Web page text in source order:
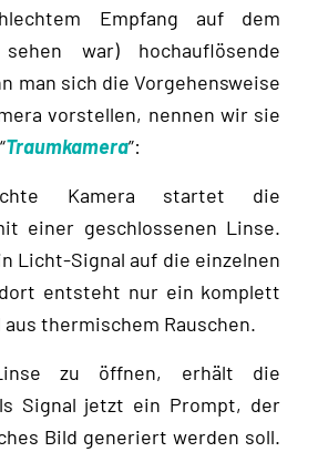
Empfang auf dem
war) hochauflösende
man sich die Vorgehensweise
vorstellen, nennen wir sie
Traumkamera”:
Kamera startet die
einer geschlossenen Linse.
Licht-Signal auf die einzelnen
entsteht nur ein komplett
thermischem Rauschen.
zu öffnen, erhält die
Signal jetzt ein Prompt, der
Bild generiert werden soll.